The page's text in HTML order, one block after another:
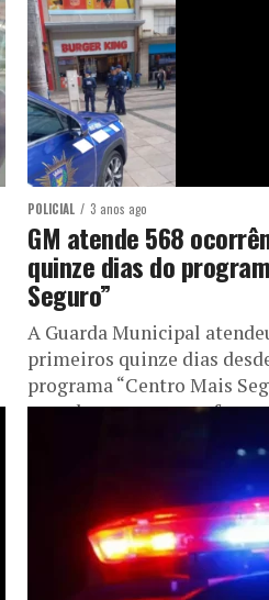
POLICIAL 3 anos ago
GM atende 568
quinze dias do
Seguro”
A Guarda Municipal
primeiros quinze dias
programa “Centro Mais
quando começou o